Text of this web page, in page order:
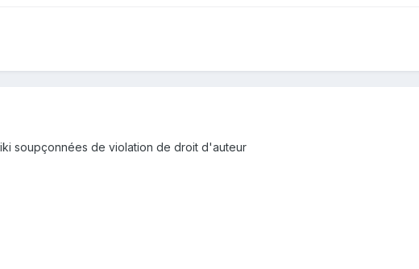
soupçonnées de violation de droit d'auteur